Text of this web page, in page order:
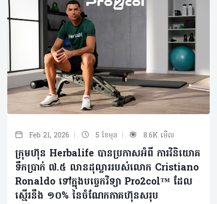
Feb 21, 2026 | 5 ខែមុន | 8.6K មើល
ក្រុមហ៊ុន Herbalife បានប្រកាសអំពី ការវិនិយោគ
ទឹកប្រាក់ ៧.៥ លានដុល្លាររបស់លោក Cristiano
Ronaldo ទៅក្នុងបច្ចេកវិទ្យា Pro2col™ ដែល
ស្មើរនឹង ១០% នៃចំណែកភាគហ៊ុនសរុប